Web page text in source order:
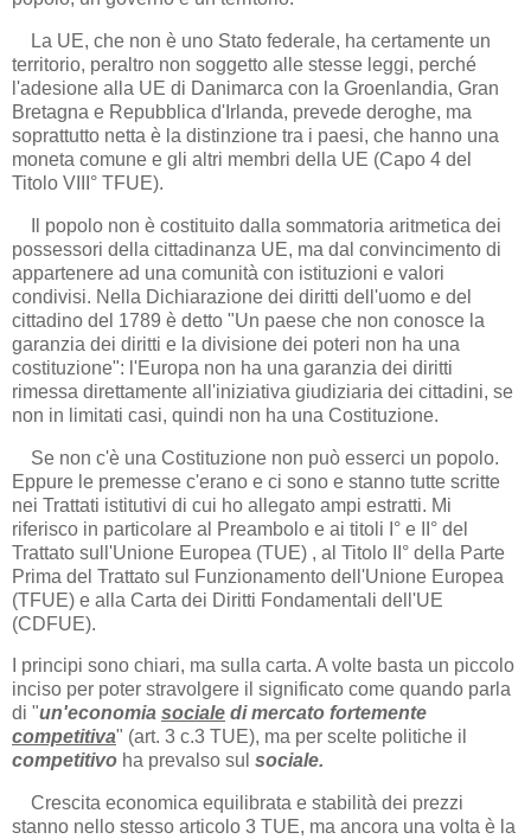
La UE, che non è uno Stato federale, ha certamente un
territorio, peraltro non soggetto alle stesse leggi, perché
l'adesione alla UE di Danimarca con la Groenlandia, Gran
Bretagna e Repubblica d'Irlanda, prevede deroghe, ma
soprattutto netta è la distinzione tra i paesi, che hanno una
moneta comune e gli altri membri della UE (Capo 4 del
Titolo VIII° TFUE).
Il popolo non è costituito dalla sommatoria aritmetica dei
possessori della cittadinanza UE, ma dal convincimento di
appartenere ad una comunità con istituzioni e valori
condivisi. Nella Dichiarazione dei diritti dell'uomo e del
cittadino del 1789 è detto "Un paese che non conosce la
garanzia dei diritti e la divisione dei poteri non ha una
costituzione": l'Europa non ha una garanzia dei diritti
rimessa direttamente all'iniziativa giudiziaria dei cittadini, se
non in limitati casi, quindi non ha una Costituzione.
Se non c'è una Costituzione non può esserci un popolo.
Eppure le premesse c'erano e ci sono e stanno tutte scritte
nei Trattati istitutivi di cui ho allegato ampi estratti. Mi
riferisco in particolare al Preambolo e ai titoli I° e II° del
Trattato sull'Unione Europea (TUE) , al Titolo II° della Parte
Prima del Trattato sul Funzionamento dell'Unione Europea
(TFUE) e alla Carta dei Diritti Fondamentali dell'UE
(CDFUE).
I principi sono chiari, ma sulla carta. A volte basta un piccolo
inciso per poter stravolgere il significato come quando parla
di "un'economia sociale di mercato fortemente
competitiva" (art. 3 c.3 TUE), ma per scelte politiche il
competitivo ha prevalso sul sociale.
Crescita economica equilibrata e stabilità dei prezzi
stanno nello stesso articolo 3 TUE, ma ancora una volta è la